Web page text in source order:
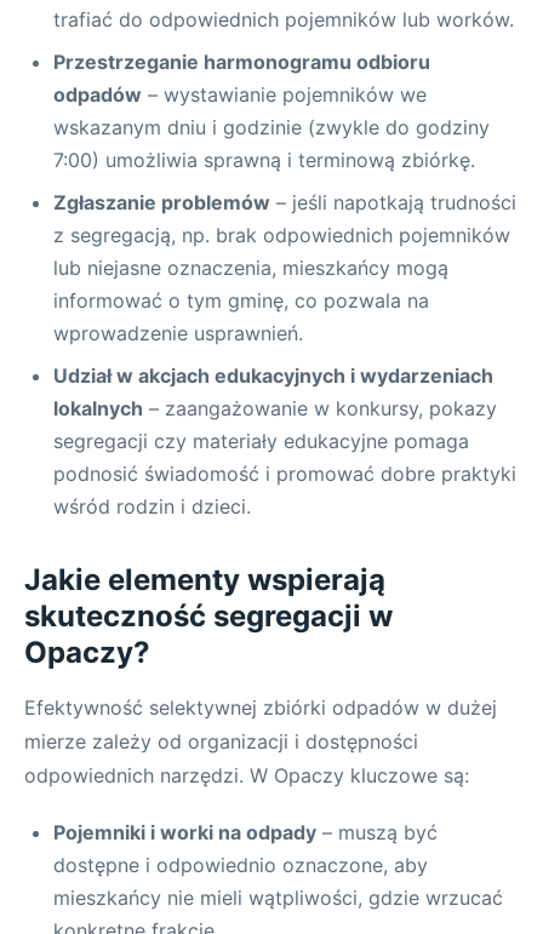
trafiać do odpowiednich pojemników lub worków.
Przestrzeganie harmonogramu odbioru
odpadów – wystawianie pojemników we
wskazanym dniu i godzinie (zwykle do godziny
7:00) umożliwia sprawną i terminową zbiórkę.
Zgłaszanie problemów – jeśli napotkają trudności
z segregacją, np. brak odpowiednich pojemników
lub niejasne oznaczenia, mieszkańcy mogą
informować o tym gminę, co pozwala na
wprowadzenie usprawnień.
Udział w akcjach edukacyjnych i wydarzeniach
lokalnych – zaangażowanie w konkursy, pokazy
segregacji czy materiały edukacyjne pomaga
podnosić świadomość i promować dobre praktyki
wśród rodzin i dzieci.
Jakie elementy wspierają
skuteczność segregacji w
Opaczy?
Efektywność selektywnej zbiórki odpadów w dużej
mierze zależy od organizacji i dostępności
odpowiednich narzędzi. W Opaczy kluczowe są:
Pojemniki i worki na odpady – muszą być
dostępne i odpowiednio oznaczone, aby
mieszkańcy nie mieli wątpliwości, gdzie wrzucać